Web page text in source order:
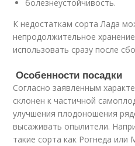
болезнеустойчивость.
К недостаткам сорта Лада
непродолжительное
использовать сразу после
Особенности посадки
Согласно заявленным
склонен к частичной
улучшения плодоношения
высаживать опылители.
такие сорта как Рогнеда или